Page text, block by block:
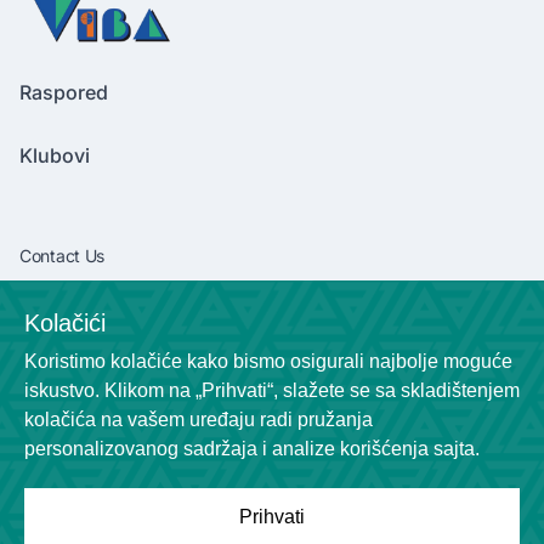
Raspored
Klubovi
Contact Us
+381638292540
Socials
Kolačići
Koristimo kolačiće kako bismo osigurali najbolje moguće
iskustvo. Klikom na „Prihvati“, slažete se sa skladištenjem
kolačića na vašem uređaju radi pružanja
personalizovanog sadržaja i analize korišćenja sajta.
Prihvati